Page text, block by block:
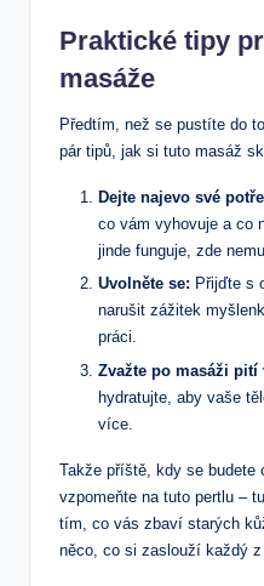
Praktické‌ tipy
masáže
Předtím, ‍než se‍ pustíte do
pár tipů, jak si tuto masáž
Dejte ​najevo své
⁤co vám⁢ vyhovuje a co
jinde funguje, zde
Uvolněte se: Přijďte s
narušit zážitek
práci.
Zvažte ⁤po masáži pití
hydratujte, aby vaše
více.
Takže příště, kdy se budete
⁢vzpomeňte na tuto pertlu ‍–
tím, co ​vás zbaví starých
něco, co si‍ zaslouží každý z